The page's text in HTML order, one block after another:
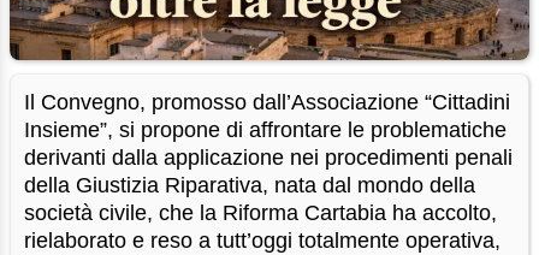
Il Convegno, promosso dall’Associazione “Cittadini
Insieme”, si propone di affrontare le problematiche
derivanti dalla applicazione nei procedimenti penali
della Giustizia Riparativa, nata dal mondo della
società civile, che la Riforma Cartabia ha accolto,
rielaborato e reso a tutt’oggi totalmente operativa,